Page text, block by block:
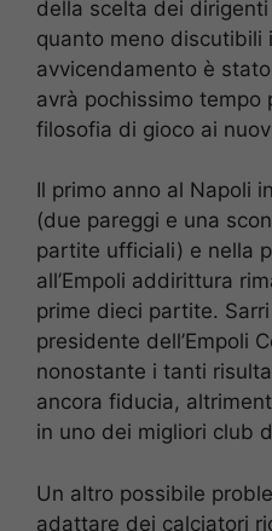
della scelta dei
quanto meno discutibili
avvicendamento è
avrà pochissimo tempo
filosofia di gioco ai
Il primo anno al Napoli
(due pareggi e una
partite ufficiali) e nella
all’Empoli addirittura
prime dieci partite.
presidente dell’Empoli
nonostante i tanti
ancora fiducia,
in uno dei migliori club
Un altro possibile
adattare dei calciatori